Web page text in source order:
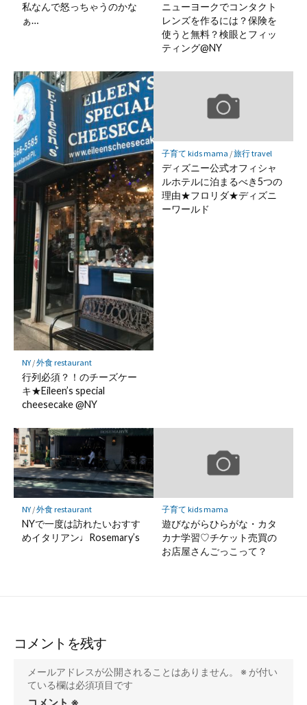
私なんで怒っちゃうのかな
ぁ…
ニューヨークでコンタクト
レンズを作るには？保険を
使うと無料？検眼とフィッ
ティング@NY
NY/外食 restaurant
行列必須？！のチーズケー
キ★Eileen’s special
cheesecake @NY
子育て kids mama /旅行 travel
ディズニー公式オフィシャ
ルホテルに泊まるべき5つの
理由★フロリダ★ディズニ
ーワールド
NY/外食 restaurant
NYで一度は訪れたいおすす
めイタリアン♩Rosemary’s
子育て kids mama
遊びながらひらがな・カタ
カナ学習♡チケット売買の
お店屋さんごっこって？
コメントを残す
メールアドレスが公開されることはありません。 ※ が付い
ている欄は必須項目です